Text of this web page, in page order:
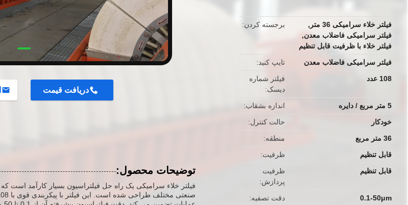
برجسته کردن فیلتر خلاء سرامیکی 36 متر
,
فیلتر سرامیکی فاضلاب معدن,
فیلتر خلاء با ظرفیت قابل تنظیم
تایپ کنید
فیلتر سرامیکی فاضلاب معدن
فیلتر شماره
دیسک
108 عدد
اندازه بشقاب
5 متر مربع / دایره
حالت کنترل
خودکار
منطقه
36 متر مربع
ظرفیت
قابل تنظیم
ظرفیت
پردازش
قابل تنظیم
دقت تصفیه 0.1-50μm
دریافت قیمت
توضیحات محصول:
فیلتر خلاء سرامیکی یک راه حل فیلتراسیون بسیار کارآمد است